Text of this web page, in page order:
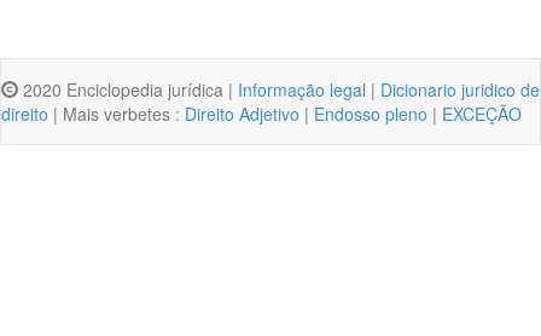
2020 Enciclopedia jurídica | Informação legal | Dicionario juridico de
direito | Mais verbetes : Direito Adjetivo | Endosso pleno | EXCEÇÃO